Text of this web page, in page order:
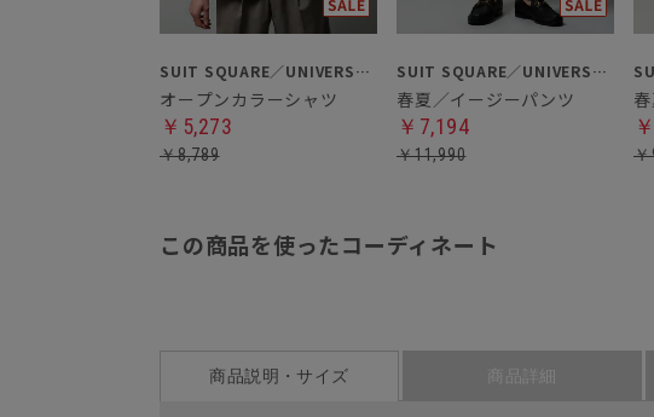
SUIT SQUARE／UNIVERSAL LANGUAGE
オープンカラーシャツ
￥5,273
￥8,789
SUIT SQUARE／UNIVERSAL LANGUAGE
春夏／イージーパンツ
￥7,194
￥11,990 ￥
この商品を使ったコーディネート
商品説明・サイズ 商品詳細